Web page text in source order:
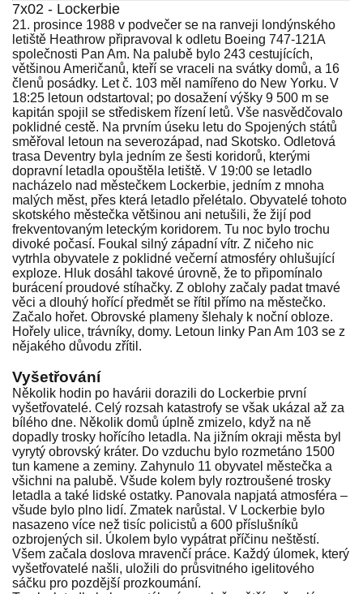
7x02 - Lockerbie
21. prosince 1988 v podvečer se na ranveji londýnského
letiště Heathrow připravoval k odletu Boeing 747-121A
společnosti Pan Am. Na palubě bylo 243 cestujících,
většinou Američanů, kteří se vraceli na svátky domů, a 16
členů posádky. Let č. 103 měl namířeno do New Yorku. V
18:25 letoun odstartoval; po dosažení výšky 9 500 m se
kapitán spojil se střediskem řízení letů. Vše nasvědčovalo
poklidné cestě. Na prvním úseku letu do Spojených států
směřoval letoun na severozápad, nad Skotsko. Odletová
trasa Deventry byla jedním ze šesti koridorů, kterými
dopravní letadla opouštěla letiště. V 19:00 se letadlo
nacházelo nad městečkem Lockerbie, jedním z mnoha
malých měst, přes která letadlo přelétalo. Obyvatelé tohoto
skotského městečka většinou ani netušili, že žijí pod
frekventovaným leteckým koridorem. Tu noc bylo trochu
divoké počasí. Foukal silný západní vítr. Z ničeho nic
vytrhla obyvatele z poklidné večerní atmosféry ohlušující
exploze. Hluk dosáhl takové úrovně, že to připomínalo
burácení proudové stíhačky. Z oblohy začaly padat tmavé
věci a dlouhý hořící předmět se řítil přímo na městečko.
Začalo hořet. Obrovské plameny šlehaly k noční obloze.
Hořely ulice, trávníky, domy. Letoun linky Pan Am 103 se z
nějakého důvodu zřítil.
Vyšetřování
Několik hodin po havárii dorazili do Lockerbie první
vyšetřovatelé. Celý rozsah katastrofy se však ukázal až za
bílého dne. Několik domů úplně zmizelo, když na ně
dopadly trosky hořícího letadla. Na jižním okraji města byl
vyrytý obrovský kráter. Do vzduchu bylo rozmetáno 1500
tun kamene a zeminy. Zahynulo 11 obyvatel městečka a
všichni na palubě. Všude kolem byly roztroušené trosky
letadla a také lidské ostatky. Panovala napjatá atmosféra –
všude bylo plno lidí. Zmatek narůstal. V Lockerbie bylo
nasazeno více než tisíc policistů a 600 příslušníků
ozbrojených sil. Úkolem bylo vypátrat příčinu neštěstí.
Všem začala doslova mravenčí práce. Každý úlomek, který
vyšetřovatelé našli, uložili do průsvitného igelitového
sáčku pro pozdější prozkoumání.